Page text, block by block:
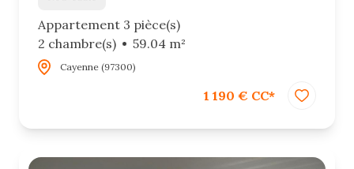
Appartement 3 pièce(s)
2 chambre(s)
59.04 m²
Cayenne (97300)
1 190 € CC*